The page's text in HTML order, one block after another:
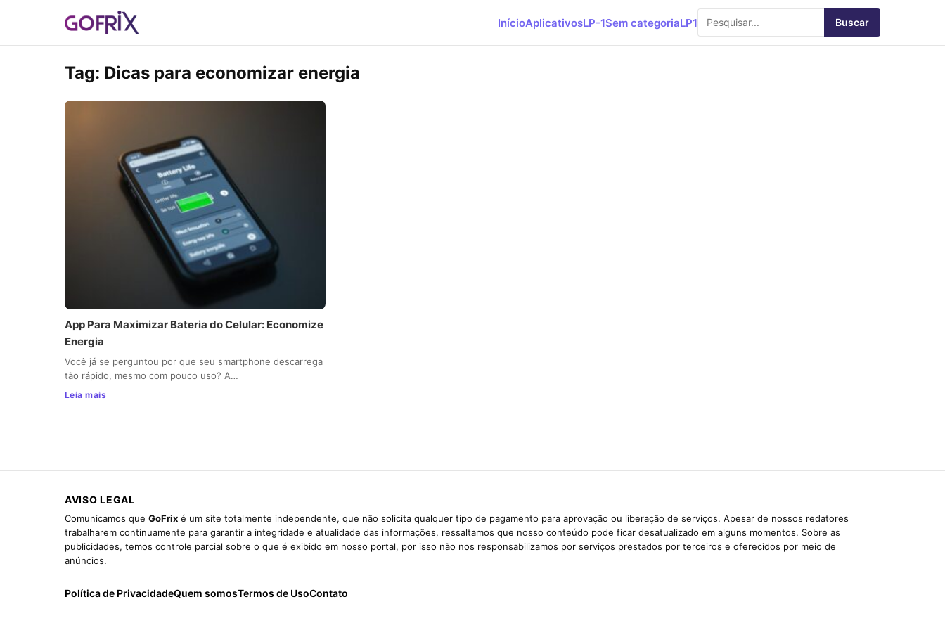
InícioAplicativosLP-1Sem categoriaLP1 Buscar
Tag: Dicas para economizar energia
App Para Maximizar Bateria do Celular: Economize
Energia
Você já se perguntou por que seu smartphone descarrega
tão rápido, mesmo com pouco uso? A…
Leia mais
AVISO LEGAL
Comunicamos que GoFrix é um site totalmente independente, que não solicita qualquer tipo de pagamento para aprovação ou liberação de serviços. Apesar de nossos redatores
trabalharem continuamente para garantir a integridade e atualidade das informações, ressaltamos que nosso conteúdo pode ficar desatualizado em alguns momentos. Sobre as
publicidades, temos controle parcial sobre o que é exibido em nosso portal, por isso não nos responsabilizamos por serviços prestados por terceiros e oferecidos por meio de
anúncios.
Política de PrivacidadeQuem somosTermos de UsoContato